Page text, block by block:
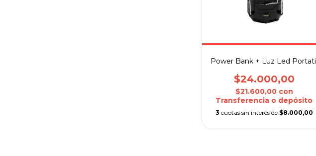
Power Bank + Luz Led Portatil
$24.000,00
$21.600,00 con
Transferencia o depósito
3 cuotas sin interés de $8.000,00